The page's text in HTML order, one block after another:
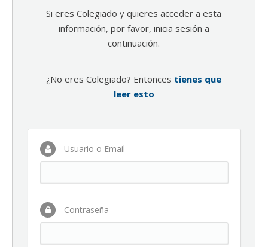
Si eres Colegiado y quieres acceder a esta
información, por favor, inicia sesión a
continuación.
¿No eres Colegiado? Entonces tienes que
leer esto
Usuario o Email
Contraseña